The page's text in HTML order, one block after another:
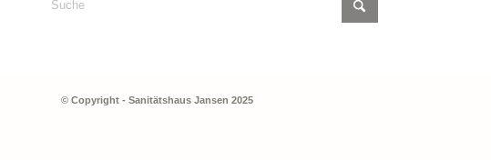
© Copyright - Sanitätshaus Jansen 2025